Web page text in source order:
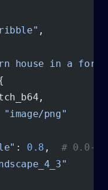
,
house in a
"image/png"
: 0.8 , # 0.0-